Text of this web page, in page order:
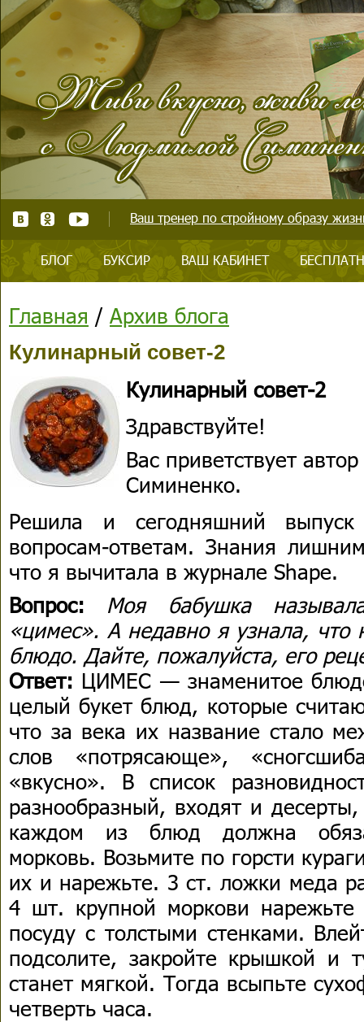
Ваш тренер по стройному образу
БЛОГ БУКСИР ВАШ КАБИНЕТ
Главная / Архив блога
Кулинарный совет-2
Кулинарный совет-2
Здравствуйте!
Вас приветствует
Симиненко.
Решила и сегодняшний выпуск
вопросам-ответам. Знания
что я вычитала в журнале Shape.
Вопрос:
Моя бабушка
«цимес». А недавно я узнала, что
блюдо. Дайте, пожалуйста, его
Ответ: ЦИМЕС — знаменитое
целый букет блюд, которые
что за века их название стало
слов «потрясающе»,
«вкусно». В список
разнообразный, входят и
каждом из блюд должна
морковь. Возьмите по горсти
их и нарежьте. 3 ст. ложки меда
4 шт. крупной моркови
посуду с толстыми стенками.
подсолите, закройте крышкой и
станет мягкой. Тогда всыпьте
четверть часа.